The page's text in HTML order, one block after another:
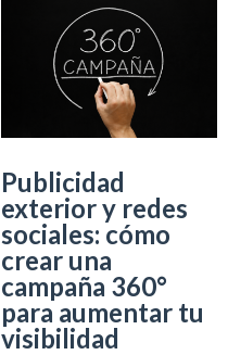
Publicidad
exterior y redes
sociales: cómo
crear una
campaña 360°
para aumentar tu
visibilidad